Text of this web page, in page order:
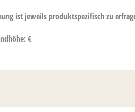
ist jeweils produktspezifisch zu
€